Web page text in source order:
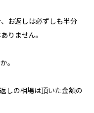
お返しは必ずしも半分
りません。
。
しの相場は頂いた金額の